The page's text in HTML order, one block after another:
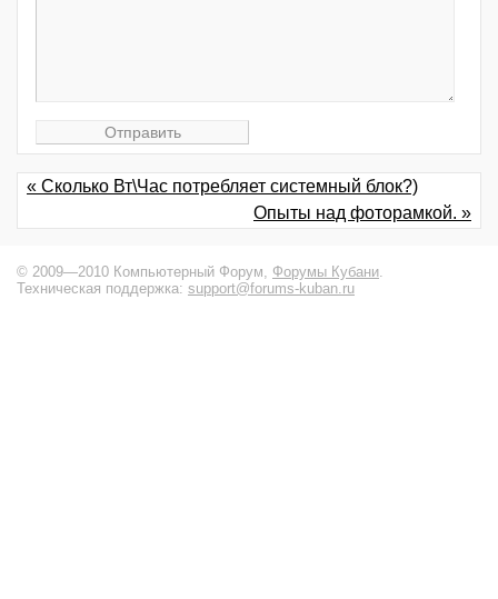
« Сколько Вт\Час потребляет системный блок?)
Опыты над фоторамкой. »
© 2009—2010 Компьютерный Форум, Форумы Кубани
Техническая поддержка: support@forums-kuban.ru